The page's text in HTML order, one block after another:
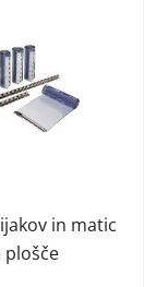
in matic
plošče